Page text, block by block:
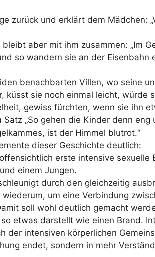
zurück und erklärt dem Mädchen:
aber mit ihm zusammen: „Im
so wandern sie an der Eisenbahn
benachbarten Villen, wo seine
küsst sie noch einmal leicht, würde
gewiss fürchten, wenn sie ihn
Satz „So gehen die Kinder denn eng
ist der Himmel blutrot.“
dieser Geschichte deutlich:
erste intensive sexuelle
einem Jungen.
durch den gleichzeitig
um eine Verbindung
soll wohl deutlich gemacht
etwas darstellt wie einen Brand.
der intensiven körperlichen
endet, sondern in mehr